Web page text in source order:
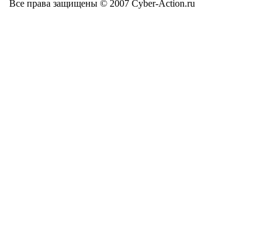
Все права защищены © 2007 Cyber-Action.ru